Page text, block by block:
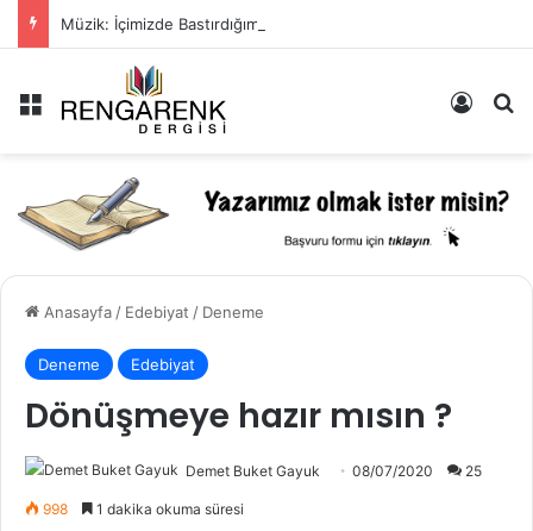
Menü Kayıt
Anasayfa/ Edebiyat / Deneme
Deneme Edebiyat
Dönüşmeye hazır mısın ?
Demet Buket Gayuk 08/07/2020 25
998 1 dakika okuma süresi